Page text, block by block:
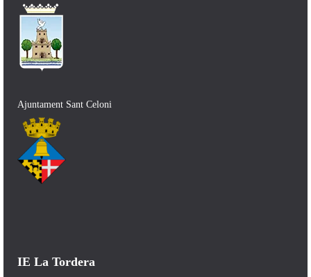
Ajuntament Sant Celoni
IE La Tordera